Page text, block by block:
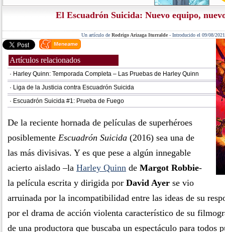
El Escuadrón Suicida: Nuevo equipo,
Un artículo de Rodrigo Arizaga Iturralde - Introducido el 09/08/2021
Artículos relacionados
· Harley Quinn: Temporada Completa – Las Pruebas de Harley Quinn
· Liga de la Justicia contra Escuadrón Suicida
· Escuadrón Suicida #1: Prueba de Fuego
De la reciente hornada de películas de superhéroes
posiblemente Escuadrón Suicida (2016) sea una de
las más divisivas. Y es que pese a algún innegable
acierto aislado –la Harley Quinn de Margot Robbie-
la película escrita y dirigida por David Ayer se vio
arruinada por la incompatibilidad entre las ideas de su
por el drama de acción violenta característico de su
de una productora que buscaba un espectáculo para todos